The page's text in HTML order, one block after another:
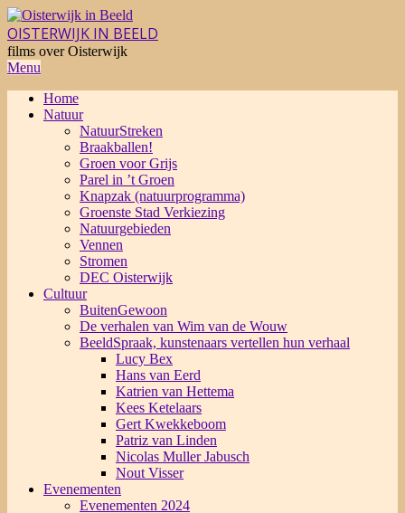
Skip
to
content
OISTERWIJK IN BEELD
films over Oisterwijk
Primary
Menu
Menu
Home
Natuur
NatuurStreken
Braakballen!
Groen voor Grijs
Parel in ’t Groen
Knapzak (natuurprogramma)
Groenste Stad Verkiezing
Natuurgebieden
Vennen
Stromen
DEC Oisterwijk
Cultuur
BuitenGewoon
De verhalen van Wim van de Wouw
BeeldSpraak, kunstenaars vertellen hun verhaal
Lucy Bex
Hans van Eerd
Katrien van Hettema
Kees Ketelaars
Gert Kwekkeboom
Patriz van Linden
Nicolas Muller Jabusch
Nout Visser
Evenementen
Evenementen 2024